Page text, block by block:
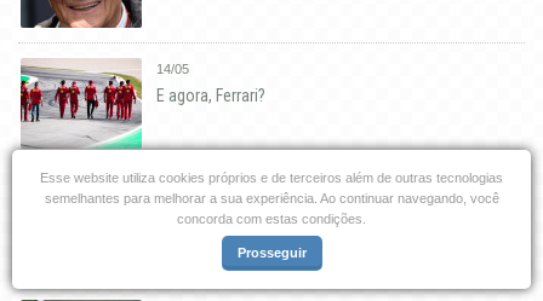
14/05
E agora, Ferrari?
Mercedes prepara revival de 1988
Esse website utiliza cookies próprios e de terceiros além de outras tecnologias
semelhantes para melhorar a sua experiência. Ao continuar navegando, você
concorda com estas condições.
Prosseguir